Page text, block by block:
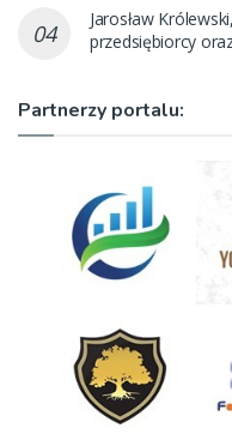
Jarosław
przedsiębiorcy
Partnerzy portalu: